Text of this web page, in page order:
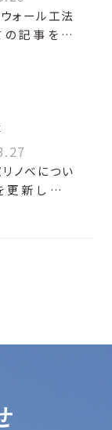
ノベについ
新しまし
ォール工法
の記事を更